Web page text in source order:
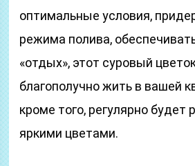
оптимальные условия,
режима полива,
«отдых», этот суровый
благополучно жить в вашей
кроме того, регулярно будет
яркими цветами.